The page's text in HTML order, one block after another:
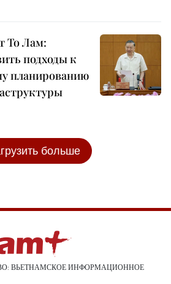
То Лам:
подходы к
планированию
больше
ВЬЕТНАМСКОЕ ИНФОРМАЦИОННОЕ